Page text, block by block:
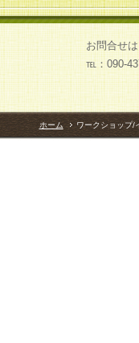
お問合せ
℡：090-
ホーム ワークショップ/